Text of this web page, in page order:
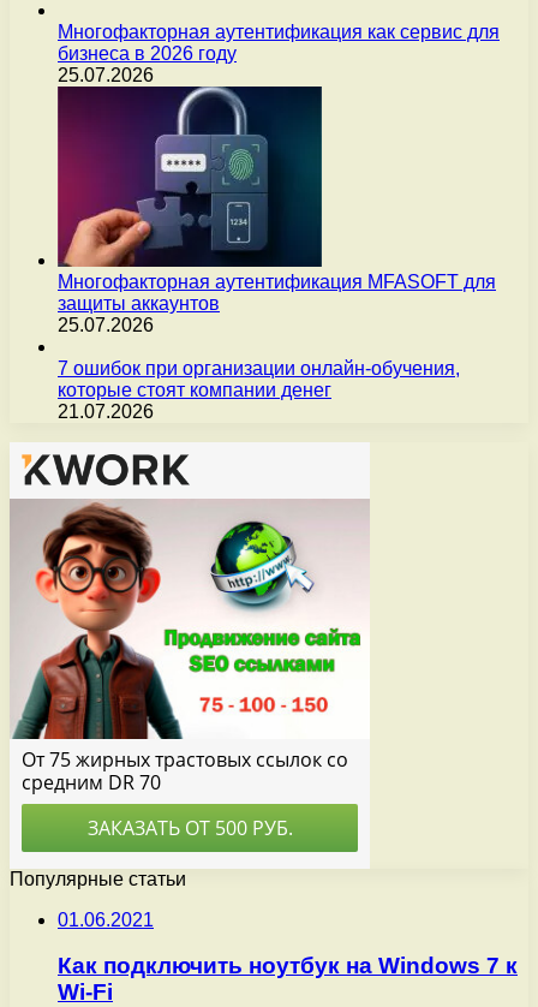
Многофакторная аутентификация как сервис для
бизнеса в 2026 году
25.07.2026
Многофакторная аутентификация MFASOFT для
защиты аккаунтов
25.07.2026
7 ошибок при организации онлайн-обучения,
которые стоят компании денег
21.07.2026
Популярные статьи
01.06.2021
Как подключить ноутбук на Windows 7 к
Wi-Fi